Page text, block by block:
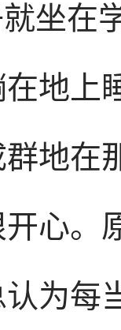
坐在
地上
地在
心。
为每